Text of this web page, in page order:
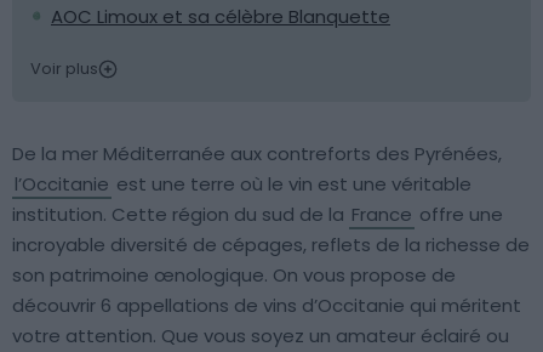
AOC Limoux et sa célèbre Blanquette
Voir plus
De la mer Méditerranée aux contreforts des Pyrénées,
l’Occitanie est une terre où le vin est une véritable
institution. Cette région du sud de la France offre une
incroyable diversité de cépages, reflets de la richesse de
son patrimoine œnologique. On vous propose de
découvrir 6 appellations de vins d’Occitanie qui méritent
votre attention. Que vous soyez un amateur éclairé ou